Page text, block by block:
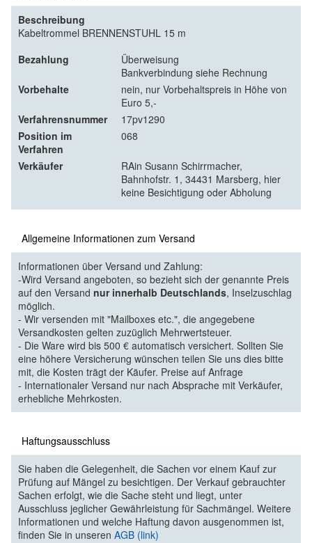
Beschreibung
Kabeltrommel BRENNENSTUHL 15 m
Bezahlung
Überweisung
Bankverbindung siehe Rechnung
Vorbehalte
nein, nur Vorbehaltspreis in Höhe von
Euro 5,-
Verfahrensnummer
17pv1290
Position im
Verfahren
068
Verkäufer
RAin Susann Schirrmacher,
Bahnhofstr. 1, 34431 Marsberg, hier
keine Besichtigung oder Abholung
Allgemeine Informationen zum Versand
Informationen über Versand und Zahlung:
-Wird Versand angeboten, so bezieht sich der genannte Preis
auf den Versand nur innerhalb Deutschlands, Inselzuschlag
möglich.
- Wir versenden mit "Mailboxes etc.", die angegebene
Versandkosten gelten zuzüglich Mehrwertsteuer.
- Die Ware wird bis 500 € automatisch versichert. Sollten Sie
eine höhere Versicherung wünschen teilen Sie uns dies bitte
mit, die Kosten trägt der Käufer. Preise auf Anfrage
- Internationaler Versand nur nach Absprache mit Verkäufer,
erhebliche Mehrkosten.
Haftungsausschluss
Sie haben die Gelegenheit, die Sachen vor einem Kauf zur
Prüfung auf Mängel zu besichtigen. Der Verkauf gebrauchter
Sachen erfolgt, wie die Sache steht und liegt, unter
Ausschluss jeglicher Gewährleistung für Sachmängel. Weitere
Informationen und welche Haftung davon ausgenommen ist,
finden Sie in unseren AGB (link)